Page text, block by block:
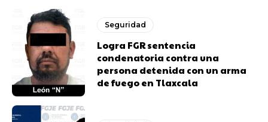
Seguridad
Logra FGR sentencia
condenatoria contra una
persona detenida con un arma
de fuego en Tlaxcala